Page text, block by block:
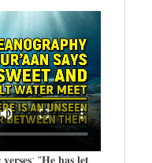
“𝐇𝐞 𝐡𝐚𝐬 𝐥𝐞𝐭